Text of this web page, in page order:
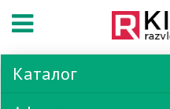
Каталог